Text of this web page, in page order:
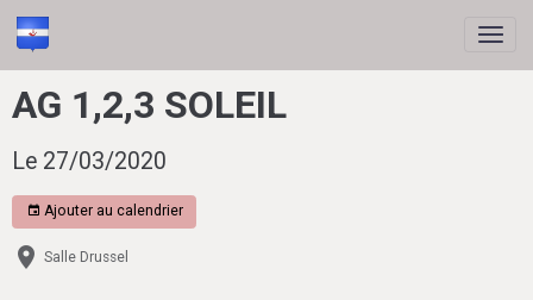
AG 1,2,3 SOLEIL
Le 27/03/2020
Ajouter au calendrier
Salle Drussel